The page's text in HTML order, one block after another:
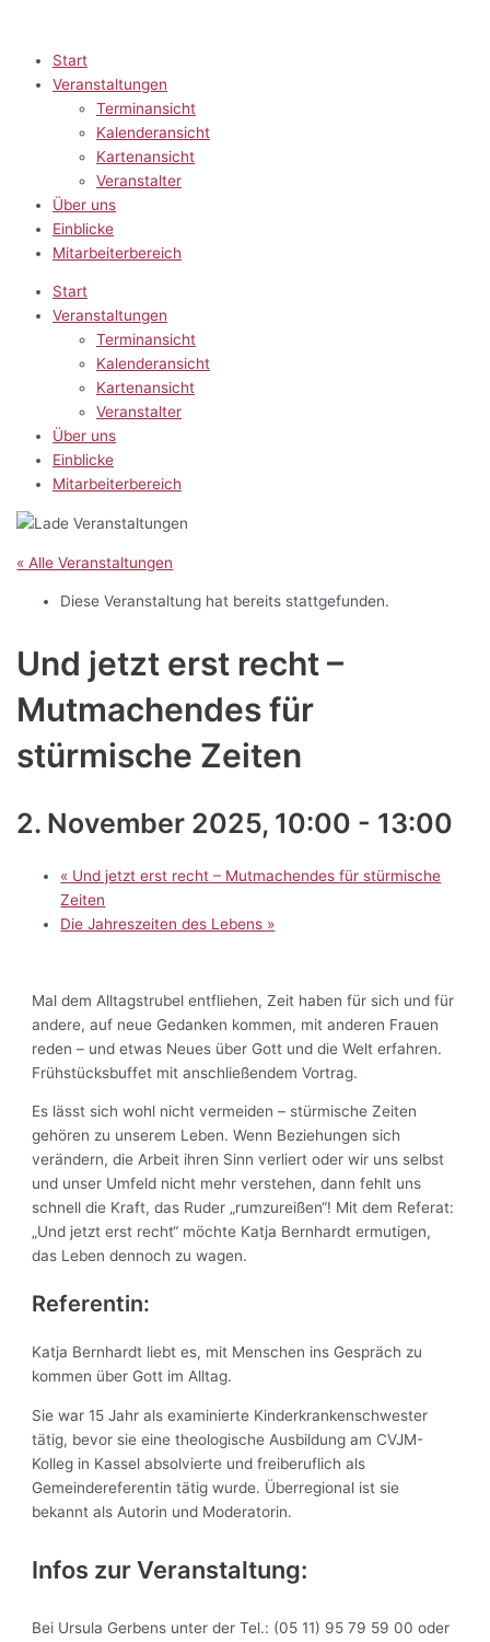
springenStart
Veranstaltungen
Terminansicht
Kalenderansicht
Kartenansicht
Veranstalter
Über uns
Einblicke
Mitarbeiterbereich
Start
Veranstaltungen
Terminansicht
Kalenderansicht
Kartenansicht
Veranstalter
Über uns
Einblicke
Mitarbeiterbereich
« Alle Veranstaltungen
Diese Veranstaltung hat bereits stattgefunden.
Und jetzt erst recht –
Mutmachendes für
stürmische Zeiten
2. November 2025, 10:00 - 13:00
« Und jetzt erst recht – Mutmachendes für stürmische
Zeiten
Die Jahreszeiten des Lebens »
Mal dem Alltagstrubel entfliehen, Zeit haben für sich und für
andere, auf neue Gedanken kommen, mit anderen Frauen
reden – und etwas Neues über Gott und die Welt erfahren.
Frühstücksbuffet mit anschließendem Vortrag.
Es lässt sich wohl nicht vermeiden – stürmische Zeiten
gehören zu unserem Leben. Wenn Beziehungen sich
verändern, die Arbeit ihren Sinn verliert oder wir uns selbst
und unser Umfeld nicht mehr verstehen, dann fehlt uns
schnell die Kraft, das Ruder „rumzureißen“! Mit dem Referat:
„Und jetzt erst recht“ möchte Katja Bernhardt ermutigen,
das Leben dennoch zu wagen.
Referentin:
Katja Bernhardt liebt es, mit Menschen ins Gespräch zu
kommen über Gott im Alltag.
Sie war 15 Jahr als examinierte Kinderkrankenschwester
tätig, bevor sie eine theologische Ausbildung am CVJM-
Kolleg in Kassel absolvierte und freiberuflich als
Gemeindereferentin tätig wurde. Überregional ist sie
bekannt als Autorin und Moderatorin.
Infos zur Veranstaltung:
Bei Ursula Gerbens unter der Tel.: (05 11) 95 79 59 00 oder